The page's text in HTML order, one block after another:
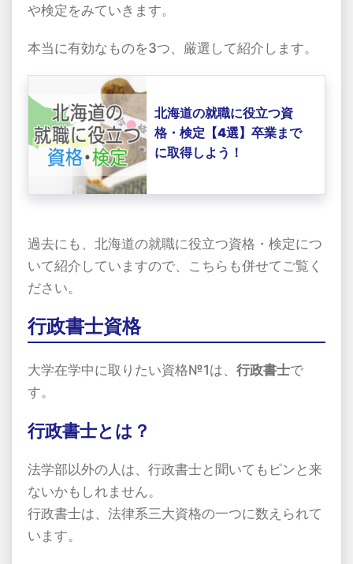
や検定をみていきます。
本当に有効なものを3つ、厳選して紹介します。
北海道の就職に役立つ資
格・検定【4選】卒業まで
に取得しよう！
過去にも、北海道の就職に役立つ資格・検定につ
いて紹介していますので、こちらも併せてご覧く
ださい。
行政書士資格
大学在学中に取りたい資格№1は、 行政書士で
す。
行政書士とは？
法学部以外の人は、行政書士と聞いてもピンと来
ないかもしれません。
行政書士は、法律系三大資格の一つに数えられて
います。